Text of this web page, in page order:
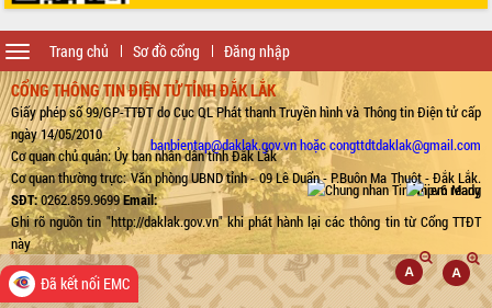
Trang chủ Sơ đồ cổng Đăng nhập
Toggle
navigation
CỔNG THÔNG TIN ĐIỆN TỬ TỈNH ĐẮK LẮK
Giấy phép số 99/GP-TTĐT do Cục QL Phát thanh Truyền hình và Thông tin Điện tử cấp
ngày 14/05/2010
Cơ quan chủ quản: Ủy ban nhân dân tỉnh Đắk Lắk
Cơ quan thường trực: Văn phòng UBND tỉnh - 09 Lê Duẩn - P.Buôn Ma Thuột - Đắk Lắk.
SĐT:0262.859.9699Email:
banbientap@daklak.gov.vn hoặc congttdtdaklak@gmail.com
Ghi rõ nguồn tin "http://daklak.gov.vn" khi phát hành lại các thông tin từ Cổng TTĐT
này
Đã kết nối EMC